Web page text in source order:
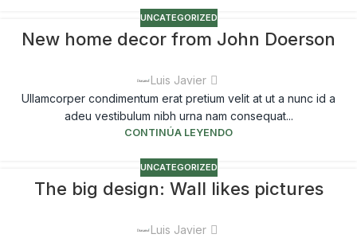
UNCATEGORIZED
New home decor from John Doerson
Luis Javier
Ullamcorper condimentum erat pretium velit at ut a nunc id a
adeu vestibulum nibh urna nam consequat...
CONTINÚA LEYENDO
UNCATEGORIZED
The big design: Wall likes pictures
Luis Javier